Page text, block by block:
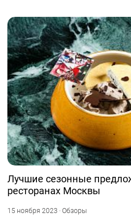
Лучшие сезонные
ресторанах Москвы
15 ноября 2023 · Обзоры